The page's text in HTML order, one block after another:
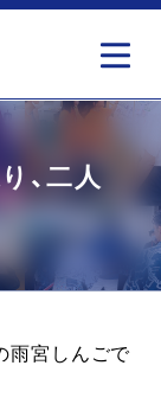
、二人
雨宮しんごで